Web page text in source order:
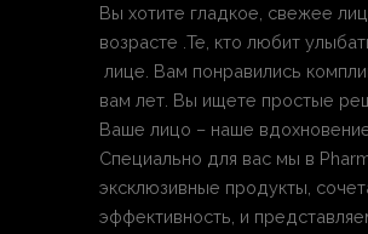
Вы хотите гладкое, свежее
возрасте .Те, кто любит
лице. Вам понравились
вам лет. Вы ищете простые
Ваше лицо – наше
Специально для вас мы в
эксклюзивные продукты,
эффективность, и